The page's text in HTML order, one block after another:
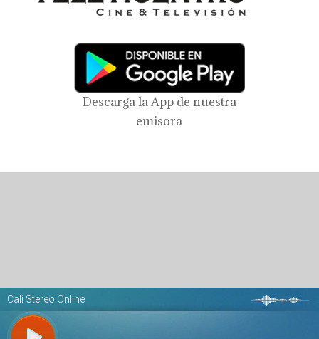
Descarga la App de nuestra
emisora